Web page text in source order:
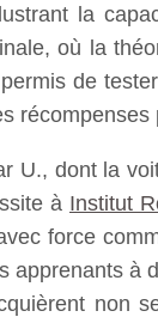
la
où la
de
U., dont la
à Institut
force
non